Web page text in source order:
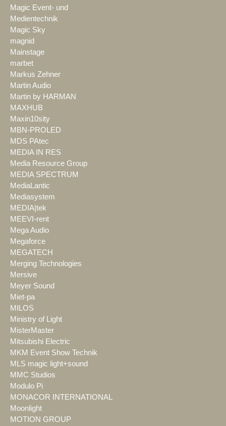
Magic Event- und
Medientechnik
Magic Sky
magnid
Mainstage
marbet
Markus Zehner
Martin Audio
Martin by HARMAN
MAXHUB
Maxin10sity
MBN-PROLED
MDS PAtec
MEDIA IN RES
Media Resource Group
MEDIA SPECTRUM
MediaLantic
Mediasystem
MEDIA|tek
MEEVI-rent
Mega Audio
Megaforce
MEGATECH
Merging Technologies
Mersive
Meyer Sound
Miet-pa
MILOS
Ministry of Light
MisterMaster
Mitsubishi Electric
MKM Event Show Technik
MLS magic light+sound
MMC Studios
Modulo Pi
MONACOR INTERNATIONAL
Moonlight
MOTION GROUP